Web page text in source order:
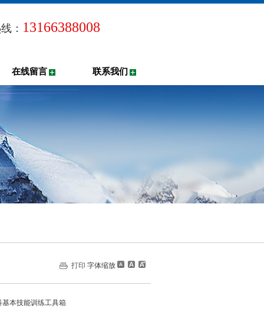
： 13166388008
在线留言 联系我们
打印 字体缩放
基本技能训练工具箱